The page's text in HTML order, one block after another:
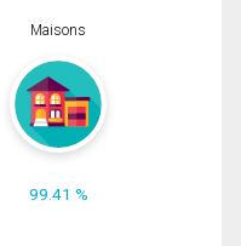
Maisons
99.41 %